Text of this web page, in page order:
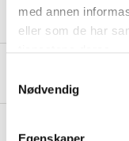
med annen
eller som de har
Nødvendig